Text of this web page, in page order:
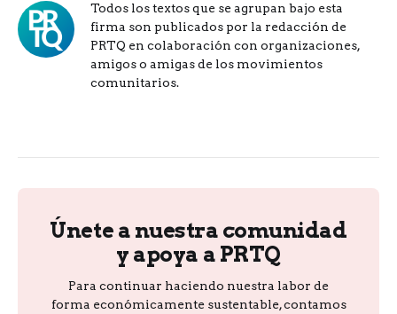
Todos los textos que se agrupan bajo esta
firma son publicados por la redacción de
PRTQ en colaboración con organizaciones,
amigos o amigas de los movimientos
comunitarios.
Únete a nuestra comunidad
y apoya a PRTQ
Para continuar haciendo nuestra labor de
forma económicamente sustentable, contamos